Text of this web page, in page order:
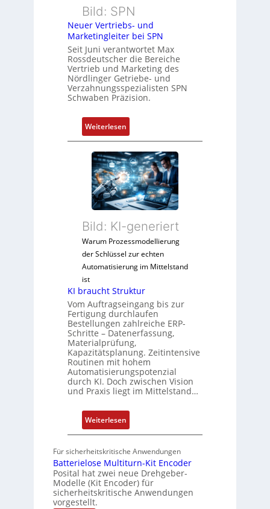
u
m
V
o
r
s
t
a
d
d
s
V
D
M
A
E
e
k
t
s
c
h
e
A
u
t
o
m
a
t
i
o
n
g
t
S
y
s
t
è
m
e
:
Q
2
-
E
r
g
b
n
i
s
e
b
e
s
t
ä
t
i
g
n
J
h
r
e
s
Bild: SPN
Neuer Vertriebs- und
Marketingleiter bei SPN
Seit Juni verantwortet Max
Rossdeutscher die Bereiche
Vertrieb und Marketing des
Nördlinger Getriebe- und
Verzahnungsspezialisten SPN
Schwaben Präzision.
Weiterlesen:
N
e
u
e
r
V
r
t
r
i
b
s
-
u
n
d
M
a
r
e
t
n
g
l
e
Bild: KI-generiert
Warum Prozessmodellierung
der Schlüssel zur echten
Automatisierung im Mittelstand
ist
KI braucht Struktur
Vom Auftragseingang bis zur
Fertigung durchlaufen
Bestellungen zahlreiche ERP-
Schritte – Datenerfassung,
Materialprüfung,
Kapazitätsplanung. Zeitintensive
Routinen mit hohem
Automatisierungspotenzial
durch KI. Doch zwischen Vision
und Praxis liegt im Mittelstand…
Weiterlesen:
K
b
r
a
u
Für sicherheitskritische Anwendungen
Batterielose Multiturn-Kit Encoder
Posital hat zwei neue Drehgeber-
Modelle (Kit Encoder) für
sicherheitskritische Anwendungen
vorgestellt.